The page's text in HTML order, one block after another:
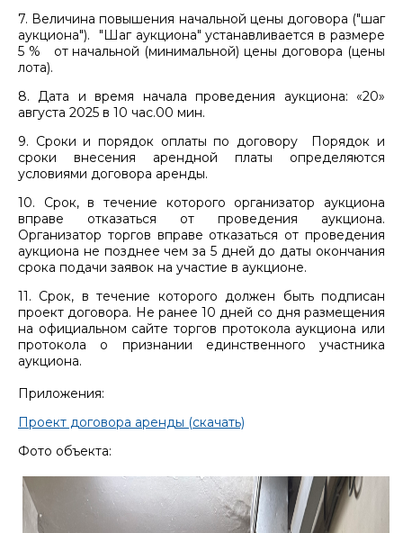
7. Величина повышения начальной цены договора ("шаг
аукциона"). "Шаг аукциона" устанавливается в размере
5 % от начальной (минимальной) цены договора (цены
лота).
8. Дата и время начала проведения аукциона: «20»
августа 2025 в 10 час.00 мин.
9. Сроки и порядок оплаты по договору Порядок и
сроки внесения арендной платы определяются
условиями договора аренды.
10. Срок, в течение которого организатор аукциона
вправе отказаться от проведения аукциона.
Организатор торгов вправе отказаться от проведения
аукциона не позднее чем за 5 дней до даты окончания
срока подачи заявок на участие в аукционе.
11. Срок, в течение которого должен быть подписан
проект договора. Не ранее 10 дней со дня размещения
на официальном сайте торгов протокола аукциона или
протокола о признании единственного участника
аукциона.
Приложения:
Проект договора аренды (скачать)
Фото объекта: